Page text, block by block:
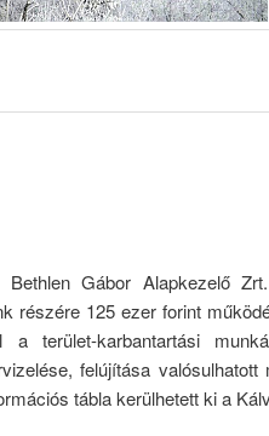
Gábor Alapkezelő
részére 125 ezer forint
terület-karbantartási
felújítása valósulhatott
tábla kerülhetett ki a